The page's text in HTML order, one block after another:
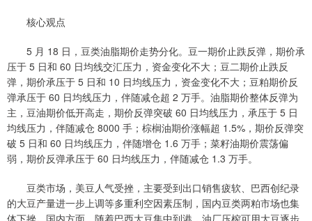
核心观点
5 月 18 日，豆类油脂期价走势分化。豆一期价止跌反弹，期价承
压于 5 日和 60 日均线交汇压力，资金变化不大；豆二期价止跌反
弹，期价承压于 5 日和 10 日均线压力，资金变化不大；豆粕期价反
弹承压于 60 日均线压力，伴随减仓超 2 万手。油脂期价整体反弹为
主，豆油期价低开高走，期价反弹突破 60 日均线压力，承压于 5 日
均线压力，伴随减仓 8000 手；棕榈油期价涨幅超 1.5%，期价反弹突
破 5 日和 60 日均线压力，伴随增仓 1.6 万手；菜籽油期价震荡偏
弱，期价反弹承压于 60 日均线压力，伴随减仓 1.3 万手。
豆类市场，美豆人气受挫，主要受到出口销售疲软、巴西创纪录
的大豆产量进一步上调等多重利空因素压制，国内豆类两粕市场也集
体下挫。国内方面，随着巴西大豆集中到港，油厂压榨可用大豆逐步